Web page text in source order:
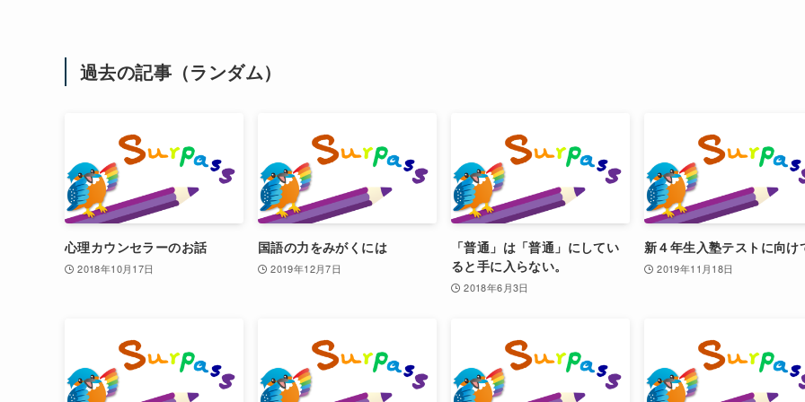
過去の記事（ランダム）
心理カウンセラーのお話
2018年10月17日
国語の力をみがくには
2019年12月7日
「普通」は「普通」にしてい
ると手に入らない。
2018年6月3日
新４年生入塾テストに向け
2019年11月18日